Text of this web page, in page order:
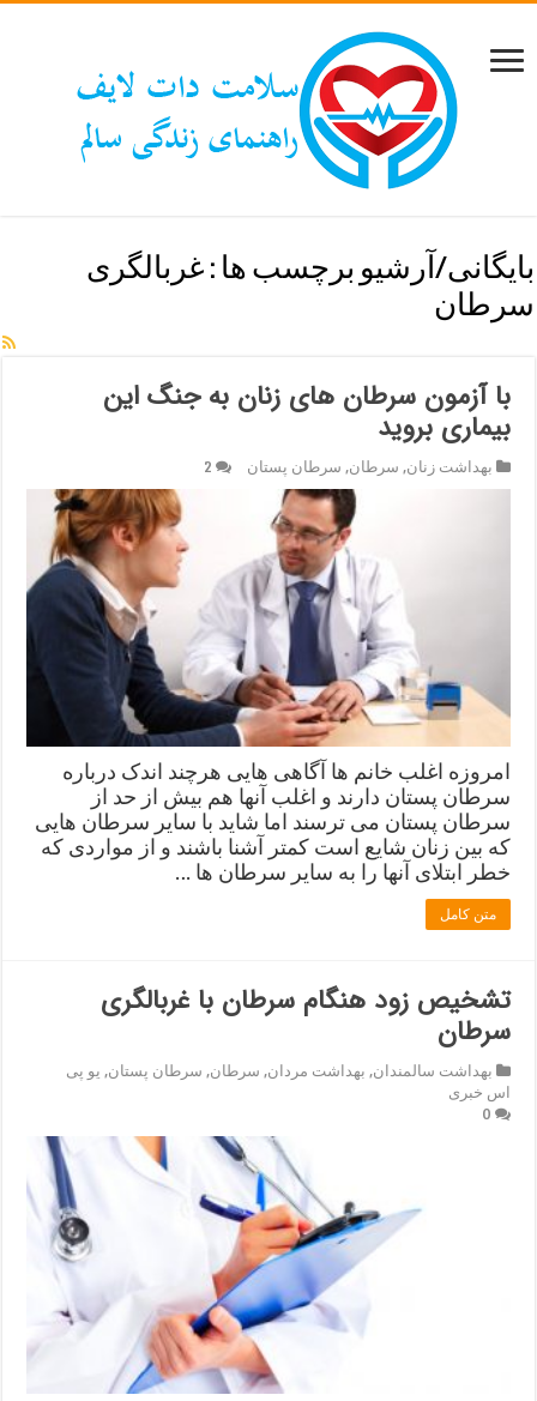
بایگانی/آرشیو برچسب ها : غربالگری
سرطان
با آزمون سرطان های زنان به جنگ این
بیماری بروید
بهداشت زنان, سرطان, سرطان پستان 2
امروزه اغلب خانم ها آگاهی هایی هرچند اندک درباره
سرطان پستان دارند و اغلب آنها هم بیش از حد از
سرطان پستان می ترسند اما شاید با سایر سرطان هایی
که بین زنان شایع است کمتر آشنا باشند و از مواردی که
خطر ابتلای آنها را به سایر سرطان ها …
متن کامل
تشخیص زود هنگام سرطان با غربالگری
سرطان
بهداشت سالمندان, بهداشت مردان, سرطان, سرطان پستان, یو پی
اس خبری
0